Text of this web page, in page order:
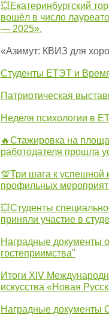
💥Екатеринбургский
вошёл в число
— 2025».
«Азимут: КВИЗ для
Студенты ЕТЭТ и
Патриотическая
Неделя психологии в
🔥Стажировка на
работодателя прошла
💯Три шага к успешной
профильных
💥Студенты
приняли участие в
Наградные документы
гостеприимства"
Итоги XIV
искусства «Новая
Наградные документы